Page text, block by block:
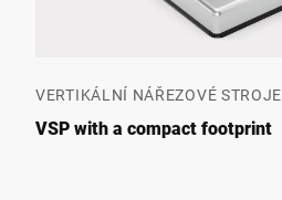
VERTIKÁLNÍ NÁŘEZOVÉ STROJE
VSP with a compact footprint